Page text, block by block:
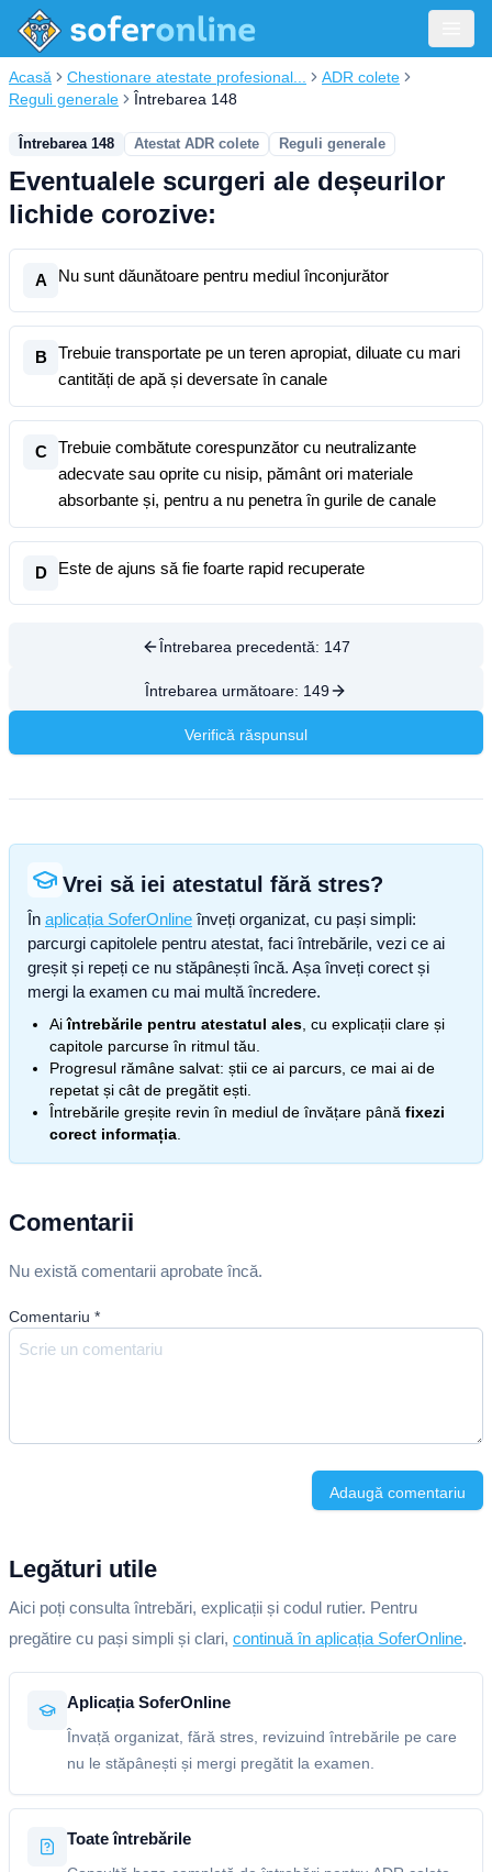
Acasă Chestionare atestate profesional...
ADR colete
Reguli generale
Întrebarea 148
Întrebarea 148 Atestat ADR colete Reguli generale
Eventualele scurgeri ale deșeurilor
lichide corozive:
A Nu sunt dăunătoare pentru mediul înconjurător
B
Trebuie transportate pe un teren apropiat, diluate cu mari
cantități de apă și deversate în canale
C
Trebuie combătute corespunzător cu neutralizante
adecvate sau oprite cu nisip, pământ ori materiale
absorbante și, pentru a nu penetra în gurile de canale
D Este de ajuns să fie foarte rapid recuperate
Întrebarea precedentă: 147
Întrebarea următoare: 149
Verifică răspunsul
Vrei să iei atestatul fără stres?
În aplicația SoferOnline înveți organizat, cu pași simpli:
parcurgi capitolele pentru atestat, faci întrebările, vezi ce ai
greșit și repeți ce nu stăpânești încă. Așa înveți corect și
mergi la examen cu mai multă încredere.
Aiîntrebările pentru atestatul ales , cu explicații clare și
capitole parcurse în ritmul tău.
Progresul rămâne salvat: știi ce ai parcurs, ce mai ai de
repetat și cât de pregătit ești.
Întrebările greșite revin în mediul de învățare până fixezi
corect informația
Comentarii
Nu există comentarii aprobate încă.
Comentariu *
Adaugă comentariu
Legături utile
Aici poți consulta întrebări, explicații și codul rutier. Pentru
pregătire cu pași simpli și clari, continuă în aplicația SoferOnline.
Aplicația SoferOnline
Învață organizat, fără stres, revizuind întrebările pe care
nu le stăpânești și mergi pregătit la examen.
Toate întrebările